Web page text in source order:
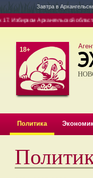
Завтра в
Избирком Архангельской области
18+
Политика